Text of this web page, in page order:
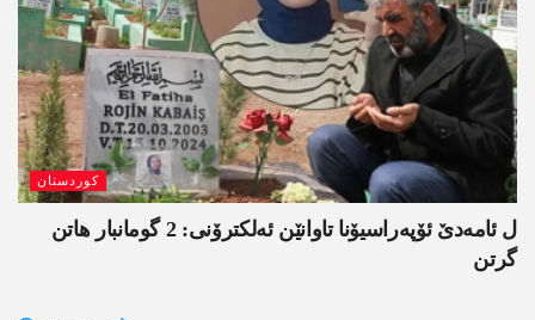
کوردستان
ل ئامەدێ ئۆپەراسیۆنا تاوانێن ئەلکترۆنی: 2 گومانبار ھاتن
گرتن